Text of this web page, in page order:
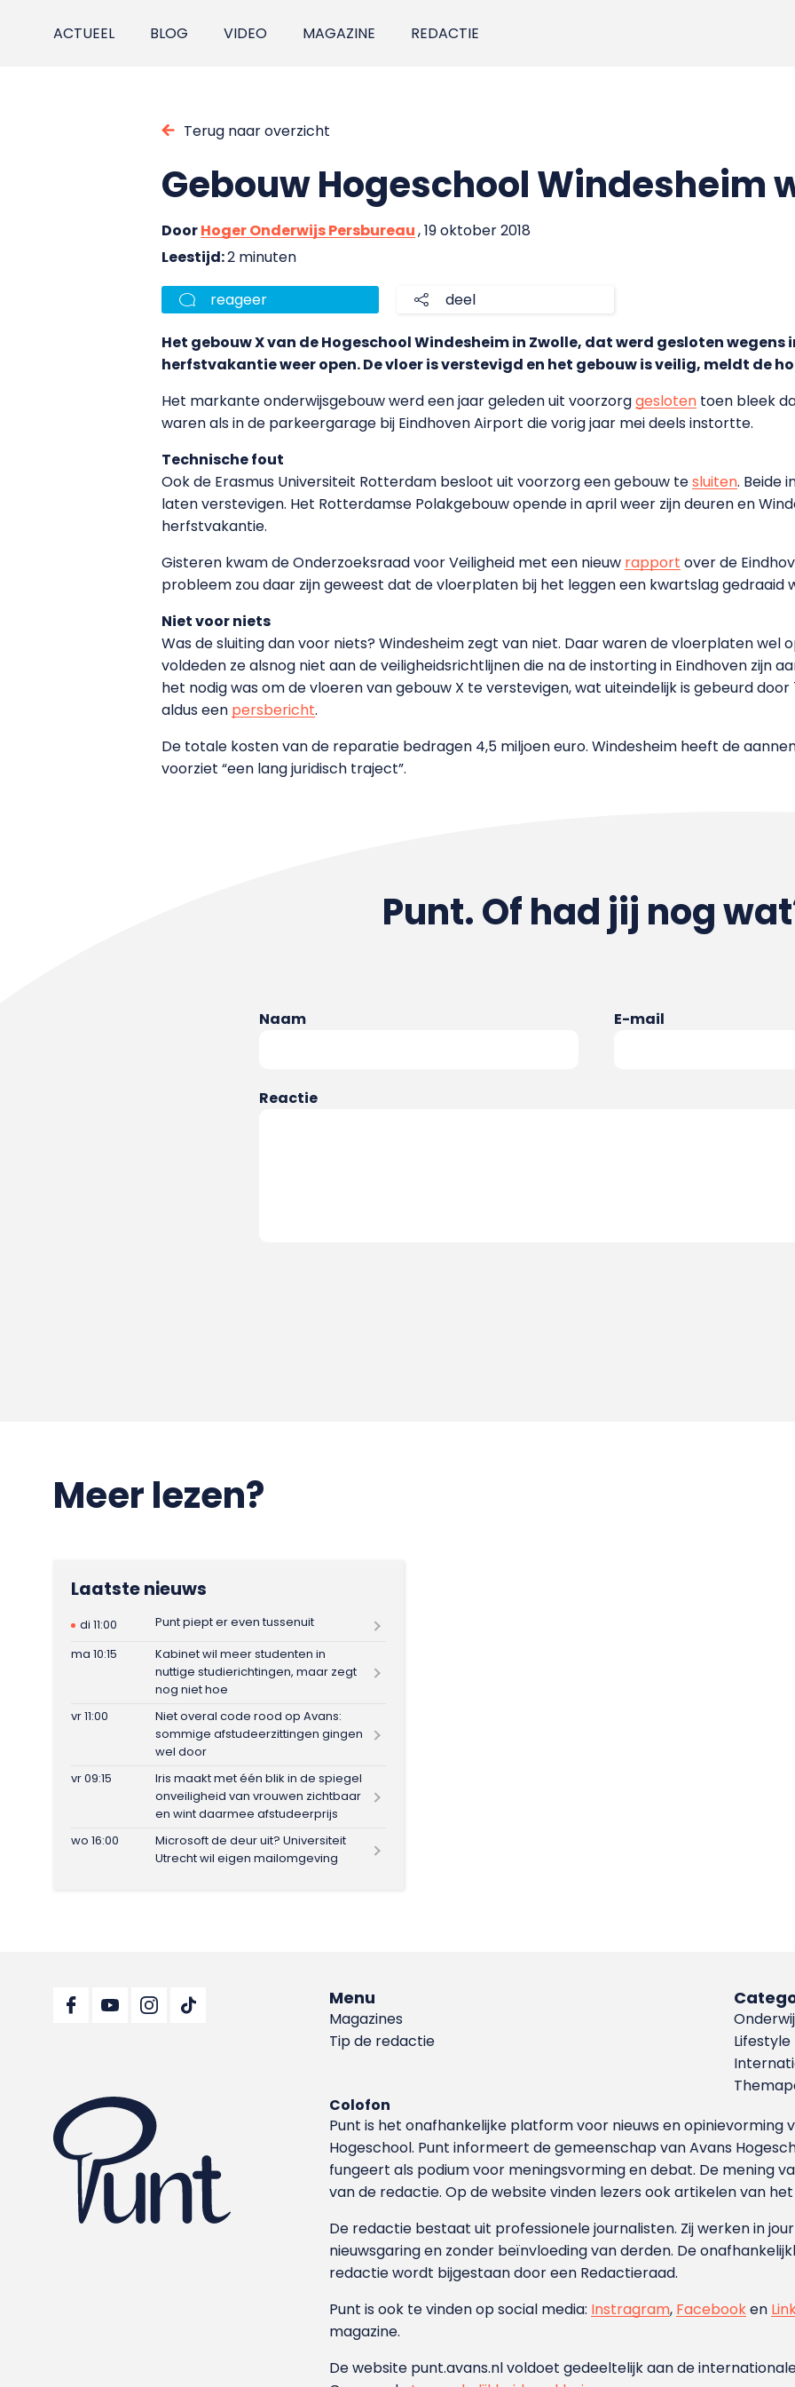
ACTUEEL BLOG VIDEO MAGAZINE REDACTIE
Terug naar overzicht
Gebouw Hogeschool Windesheim
DoorHoger Onderwijs Persbureau, 19 oktober 2018
Leestijd:2 minuten
reageer deel
Het gebouw X van de Hogeschool Windesheim in Zwolle, dat werd gesloten
herfstvakantie weer open. De vloer is verstevigd en het gebouw is veilig, meldt de
Het markante onderwijsgebouw werd een jaar geleden uit voorzorggesloten toen bleek
waren als in de parkeergarage bij Eindhoven Airport die vorig jaar mei deels instortte.
Technische fout
Ook de Erasmus Universiteit Rotterdam besloot uit voorzorg een gebouw tesluiten. Beide
laten verstevigen. Het Rotterdamse Polakgebouw opende in april weer zijn deuren en
herfstvakantie.
Gisteren kwam de Onderzoeksraad voor Veiligheid met een nieuw rapport over de
probleem zou daar zijn geweest dat de vloerplaten bij het leggen een kwartslag gedraaid
Niet voor niets
Was de sluiting dan voor niets? Windesheim zegt van niet. Daar waren de vloerplaten wel
voldeden ze alsnog niet aan de veiligheidsrichtlijnen die na de instorting in Eindhoven zijn
het nodig was om de vloeren van gebouw X te verstevigen, wat uiteindelijk is gebeurd
aldus een persbericht.
De totale kosten van de reparatie bedragen 4,5 miljoen euro. Windesheim heeft de
voorziet “een lang juridisch traject”.
Punt. Of had jij nog
Naam E-mail
Reactie
Meer lezen?
Laatste nieuws
di 11:00
Punt piept er even tussenuit
ma 10:15
Kabinet wil meer studenten in
nuttige studierichtingen, maar zegt
nog niet hoe
vr 11:00
Niet overal code rood op Avans:
sommige afstudeerzittingen gingen
wel door
vr 09:15
Iris maakt met één blik in de spiegel
onveiligheid van vrouwen zichtbaar
en wint daarmee afstudeerprijs
wo 16:00
Microsoft de deur uit? Universiteit
Utrecht wil eigen mailomgeving
Menu
Magazines
Tip de redactie
Lifestyle
Colofon
Punt is het onafhankelijke platform voor nieuws en
Hoge­school. Punt informeert de gemeenschap van Avans
fungeert als podium voor meningsvorming en debat. De mening
van de redactie. Op de website vinden lezers ook artikelen van
De redactie bestaat uit professionele journalisten. Zij werken in
nieuwsgaring en zonder beïnvloeding van derden. De
redactie wordt bijgestaan door een Redactieraad.
Punt is ook te vinden op social media: Instragram, Facebooken
magazine.
De website punt.avans.nl voldoet gedeeltelijk aan de